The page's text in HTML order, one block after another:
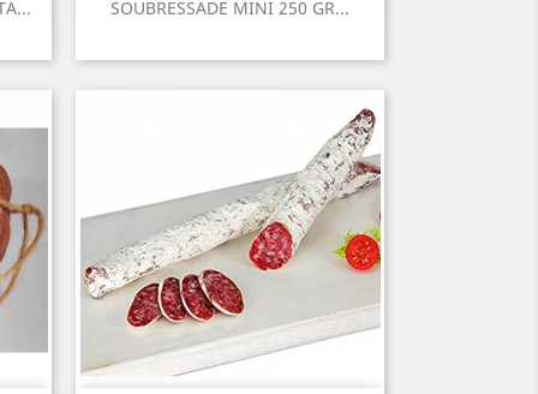
SOUBRESSADE MINI 250 GR...